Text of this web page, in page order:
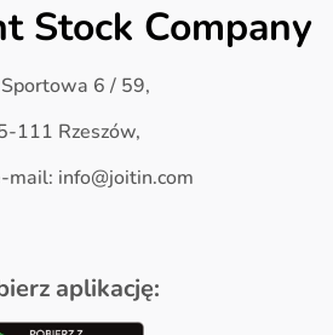
Stock Company
6 / 59,
111 Rzeszów,
mail: info@joitin.com
aplikację: